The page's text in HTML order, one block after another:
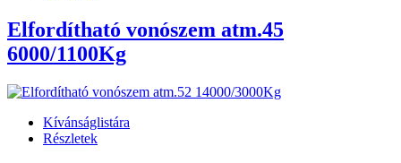
Elfordítható vonószem atm.45
6000/1100Kg
Kívánságlistára
Részletek